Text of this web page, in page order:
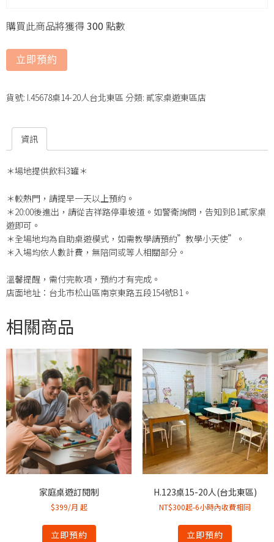
購買此商品將獲得300 點數
立即預約
貨號: I.45678桌14-20人台北東區 分類: 貳家桌遊東區店
資訊
＊場地提供飲料3罐＊
＊較熱門，請提早一天以上預約。
＊20:00後進出，請從吉祥路停車坡道。如警衛詢問，告知到B1貳家桌
遊即可。
＊全場地均為自助桌遊模式，如需教學請預約”教學小天使”。
＊入場均依人數計費，無陪同或等人相關部分。
溫馨提醒，需付完款項，預約才有完成。
店面地址：台北市松山區南京東路五段154號B1。
相關商品
家庭桌遊訂閱制
$399/月 起
立即預約
H.123桌15-20人(台北東區)
NT$300起-6小時內收費相同
立即預約